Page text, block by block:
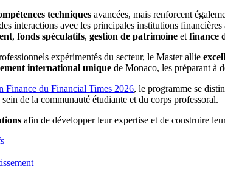
techniques avancées, mais renforcent
interactions avec les principales institutions
, fonds spéculatifs, gestion de patrimoine et finance
expérimentés du secteur, le Master allie
international unique de Monaco, les préparant à
Finance du Financial Times 2026, le programme se
de la communauté étudiante et du corps professoral.
afin de développer leur expertise et de construire